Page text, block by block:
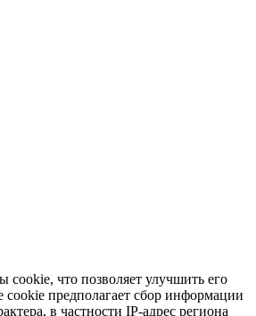
cookie, что позволяет улучшить его
cookie предполагает сбор информации
в частности IP-адрес региона